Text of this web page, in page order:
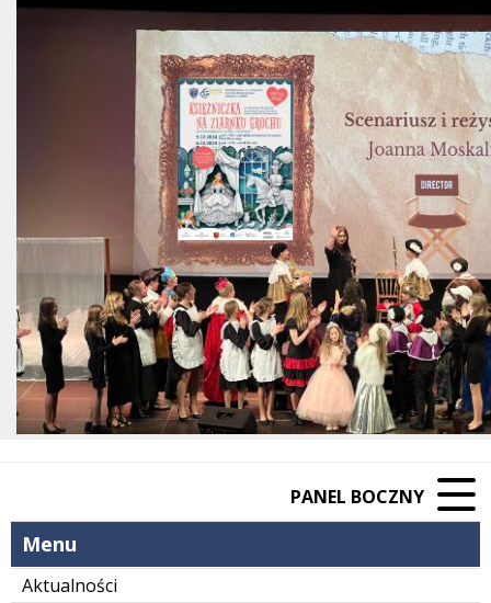
PANEL BOCZNY
Menu
Aktualności